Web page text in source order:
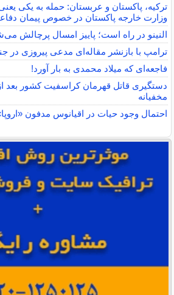
ترکیه، پاکستان و عربستان: حمله به یکی
وزارت خارجه پاکستان در خصوص پیمان
النینو در راه است؛ پاییز امسال پرچالش
ترامپ با بازنشر مقاله‌ای مدعی پیروزی در
فاجعه‌ای که میلاد محمدی به بار آورد!
مخفیانه
احتمال وجود حیات در اقیانوس مدفون